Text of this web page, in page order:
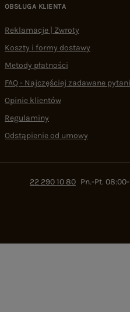
OBSŁUGA KLIENTA
Reklamacje | Zwroty
Koszty i formy dostawy
Metody płatności
FAQ - Najczęściej zadawane
Opinie klientów
Regulaminy
Odstąpienie od umowy
22 290 10 80 Pn.-Pt.